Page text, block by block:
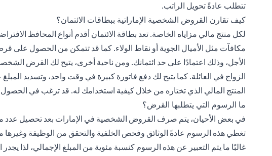
تتطلب عادةً تحويل الراتب.
كيف تقارن القروض الشخصية الإماراتية ببطاقات الائتمان؟
لكل منتج مالي مزاياه الخاصة. تعد بطاقة الائتمان أقدم أنواع المحافظ
مكافآت مثل الأميال الجوية أو نقاط الولاء. كما قد تتمكن من الحصول
الأجل، وذلك اعتمادًا على حد ائتمانك. ومن ناحية أخرى، يتيح لك القرض
المنتج المالي الذي تختاره من خلال كيفية استخدامك له. قد ترغب في
ما الرسوم التي يتطلبها القرض؟
في بعض الأحيان، يتم صرف القروض الشخصية في الإمارات بعد تحصيل عدد من
تغطي هذه الرسوم عادةً الوثائق وفحص الخلفية والتحقق من الوظيفة
غالبًا ما يتم التعبير عن هذه الرسوم كنسبة مئوية من المبلغ الإجمالي، لذا